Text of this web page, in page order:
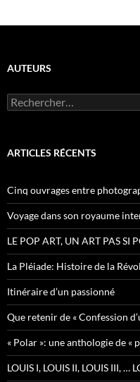
AUTEURS
R
e
e
h
e
r
:
ARTICLES RÉCENTS
Cinq ouvrages entre
Voyage dans son royaume
LE POP ART, UN ART PAS SI
La Pléiade: Histoire de la
Itinéraire d’un passionné
Que retenir de « Confession
« Polar »: une anthologie de «
LOUIS I, LOUIS II, LOUIS III, …